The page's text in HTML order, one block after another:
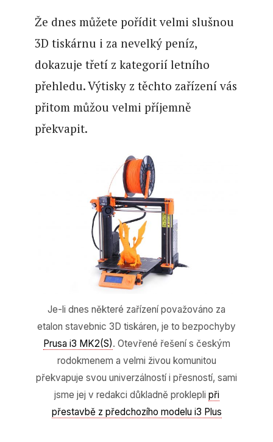
Že dnes můžete pořídit velmi slušnou
3D tiskárnu i za nevelký peníz,
dokazuje třetí z kategorií letního
přehledu. Výtisky z těchto zařízení vás
přitom můžou velmi příjemně
překvapit.
Je-li dnes některé zařízení považováno za
etalon stavebnic 3D tiskáren, je to bezpochyby
Prusa i3 MK2(S). Otevřené řešení s českým
rodokmenem a velmi živou komunitou
překvapuje svou univerzálností i přesností, sami
jsme jej v redakci důkladně proklepli při
přestavbě z předchozího modelu i3 Plus